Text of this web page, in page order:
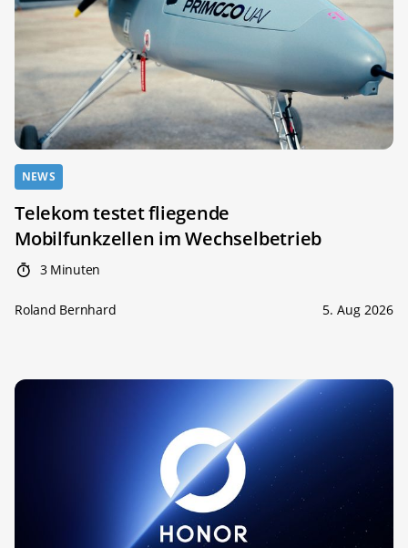
NEWS
Telekom testet fliegende
Mobilfunkzellen im Wechselbetrieb
3 Minuten
Roland Bernhard 5. Aug 2026